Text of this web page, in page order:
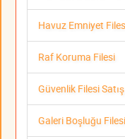
Havuz Emniyet
Raf Koruma Filesi
Güvenlik Filesi
Galeri Boşluğu Filesi